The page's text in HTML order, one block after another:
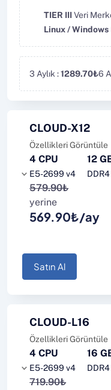
TIER IIIVeri
Linux / Windows
3 Aylık :1289.70₺6
CLOUD-X12
Özellikleri Görüntüle
4 CPU
E5-2699 v4
12
579.90₺
yerine
569.90₺/ay
Satın Al
CLOUD-L16
Özellikleri Görüntüle
4 CPU
E5-2699 v4
16
719.90₺